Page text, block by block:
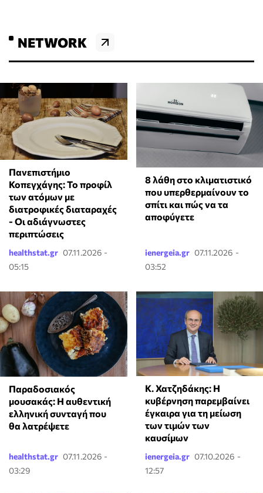
NETWORK
Πανεπιστήμιο
Κοπεγχάγης: Το προφίλ
των ατόμων με
διατροφικές διαταραχές
- Οι αδιάγνωστες
περιπτώσεις
healthstat.gr 07.11.2026 -
05:15
8 λάθη στο κλιματιστικό
που υπερθερμαίνουν το
σπίτι και πώς να τα
αποφύγετε
ienergeia.gr 07.11.2026 -
03:52
Παραδοσιακός
μουσακάς: Η αυθεντική
ελληνική συνταγή που
θα λατρέψετε
healthstat.gr 07.11.2026 -
03:29
Κ. Χατζηδάκης: Η
κυβέρνηση παρεμβαίνει
έγκαιρα για τη μείωση
των τιμών των
καυσίμων
ienergeia.gr 07.10.2026 -
12:57